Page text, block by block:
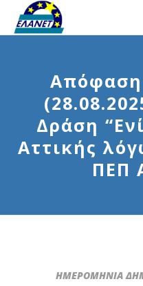
Δράση
Αττικής
ΠΕΠ
ΗΜΕΡΟΜΗΝΙΑ